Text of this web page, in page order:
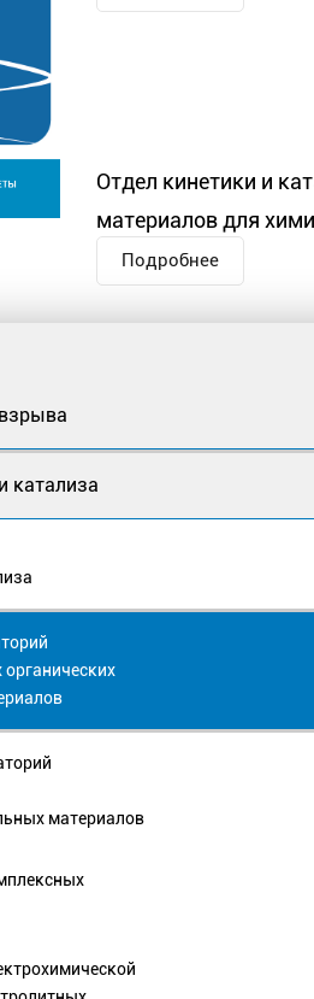
Отдел кинетики и
материалов для
Подробнее
катализа
материалов